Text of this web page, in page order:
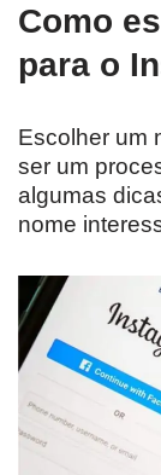
Como
para o
Escolher um
ser um
algumas
nome